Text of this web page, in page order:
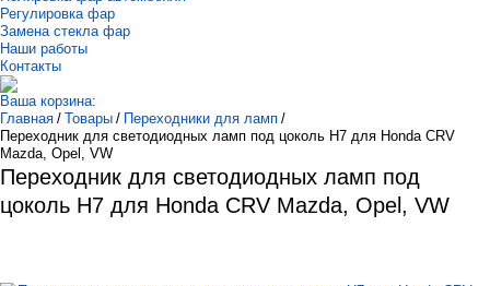
Регулировка фар
Замена стекла фар
Наши работы
Контакты
Ваша корзина:
Главная / Товары / Переходники для ламп /
Переходник для светодиодных ламп под цоколь Н7 для Honda CRV
Mazda, Opel, VW
Переходник для светодиодных ламп под
цоколь Н7 для Honda CRV Mazda, Opel, VW